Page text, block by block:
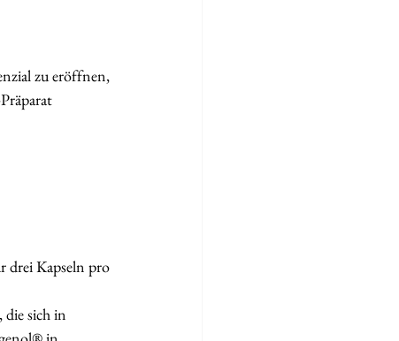
zu eröffnen,
drei Kapseln pro
sich in